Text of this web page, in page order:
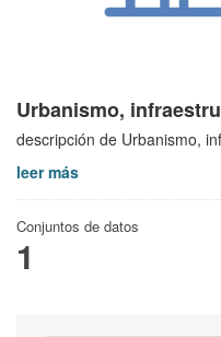
Urbanismo,
descripción de Urbanismo,
leer más
Conjuntos de datos
1